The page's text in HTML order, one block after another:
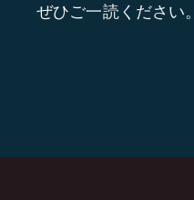
ぜひご一読ください。